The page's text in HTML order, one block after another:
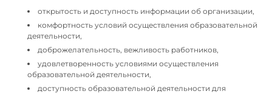
открытость и доступность информации об организации,
комфортность условий осуществления образовательной
деятельности,
доброжелательность, вежливость работников,
удовлетворенность условиями осуществления
образовательной деятельности,
доступность образовательной деятельности для